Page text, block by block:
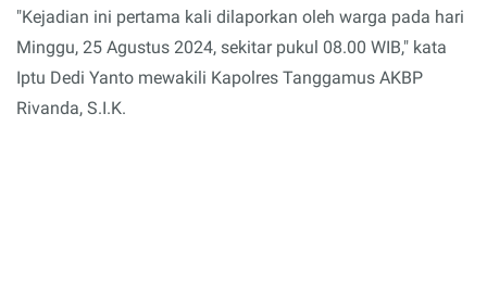
"Kejadian ini pertama kali dilaporkan oleh warga pada hari
Minggu, 25 Agustus 2024, sekitar pukul 08.00 WIB," kata
Iptu Dedi Yanto mewakili Kapolres Tanggamus AKBP
Rivanda, S.I.K.